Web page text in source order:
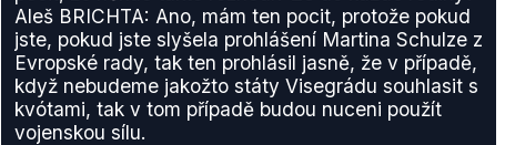
Aleš BRICHTA: Ano, mám ten pocit, protože pokud
jste, pokud jste slyšela prohlášení Martina Schulze z
Evropské rady, tak ten prohlásil jasně, že v případě,
když nebudeme jakožto státy Visegrádu souhlasit s
kvótami, tak v tom případě budou nuceni použít
vojenskou sílu.